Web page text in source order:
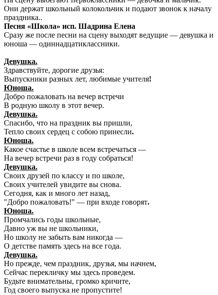
Они держат школьный колокольчик и подают звонок к началу
праздника..
Песня «Школа» исп. Шадрина Елена
Сразу же после песни на сцену выходят ведущие — девушка и
юноша — одиннадцатиклассники.
Девушка.
Здравствуйте, дорогие друзья:
Выпускники разных лет, любимые учителя!
Юноша.
Добро пожаловать на вечер встречи
В родную школу в этот вечер.
Девушка.
Спасибо, что на праздник вы пришли,
Тепло своих сердец с собою принесли.
Юноша.
Какое счастье в школе всем встречаться —
На вечер встречи раз в году собраться!
Девушка.
Своих друзей по классу и по школе,
Своих учителей увидите вы снова.
Сегодня, как и много лет назад,
"Добро пожаловать!" — при входе говорят.
Юноша.
Промчались годы школьные,
Давно уж вы не школьники,
Но школу не забыть вам никогда —
О детстве память здесь на все года.
Девушка.
Но прежде, чем праздник, друзья, мы начнем,
Сейчас перекличку мы здесь проведем.
Будьте внимательны, громко кричите,
Год своего выпуска не пропустите!